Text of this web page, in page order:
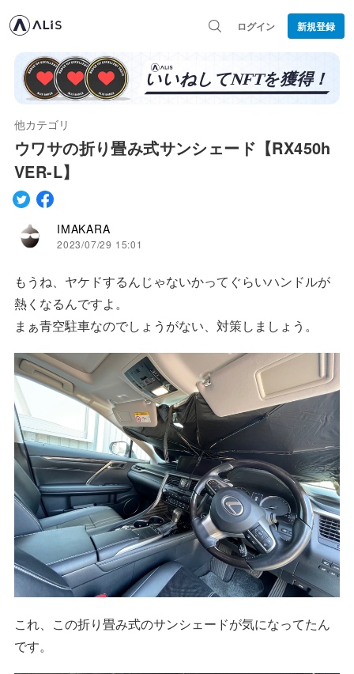
ログイン 新規登録
他カテゴリ
ウワサの折り畳み式サンシェード【RX450h
VER-L】
IMAKARA
2023/07/29 15:01
もうね、ヤケドするんじゃないかってぐらいハンドルが
熱くなるんですよ。
まぁ青空駐車なのでしょうがない、対策しましょう。
これ、この折り畳み式のサンシェードが気になってたん
です。